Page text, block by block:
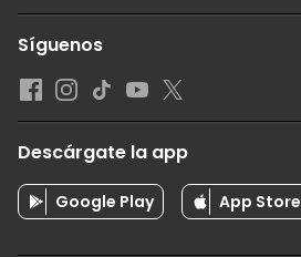
Síguenos
Descárgate la app
Google Play App Store